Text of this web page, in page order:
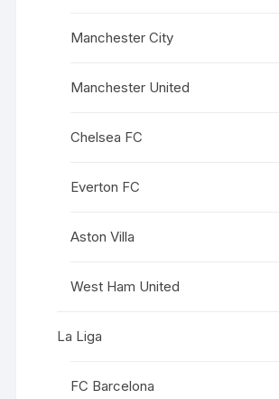
Manchester City
Manchester United
Chelsea FC
Everton FC
Aston Villa
West Ham United
La Liga
FC Barcelona